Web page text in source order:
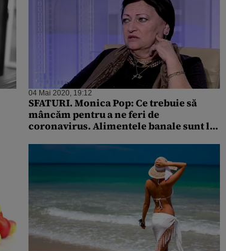
04 Mai 2020, 19:12
SFATURI. Monica Pop: Ce trebuie să
mâncăm pentru a ne feri de
coronavirus. Alimentele banale sunt la